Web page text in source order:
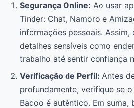
Segurança Online: Ao usar
Tinder: Chat, Namoro e
informações pessoais.
detalhes sensíveis como
trabalho até sentir confiança
Verificação de Perfil: Antes
profundamente, verifique se
Badoo é autêntico. Em suma,